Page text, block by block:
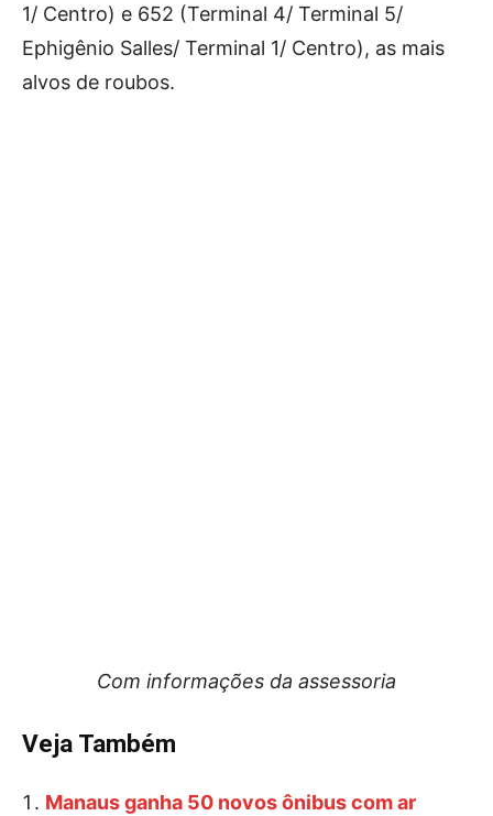
1/ Centro) e 652 (Terminal 4/ Terminal 5/
Ephigênio Salles/ Terminal 1/ Centro), as mais
alvos de roubos.
Com informações da assessoria
Veja Também
Manaus ganha 50 novos ônibus com ar